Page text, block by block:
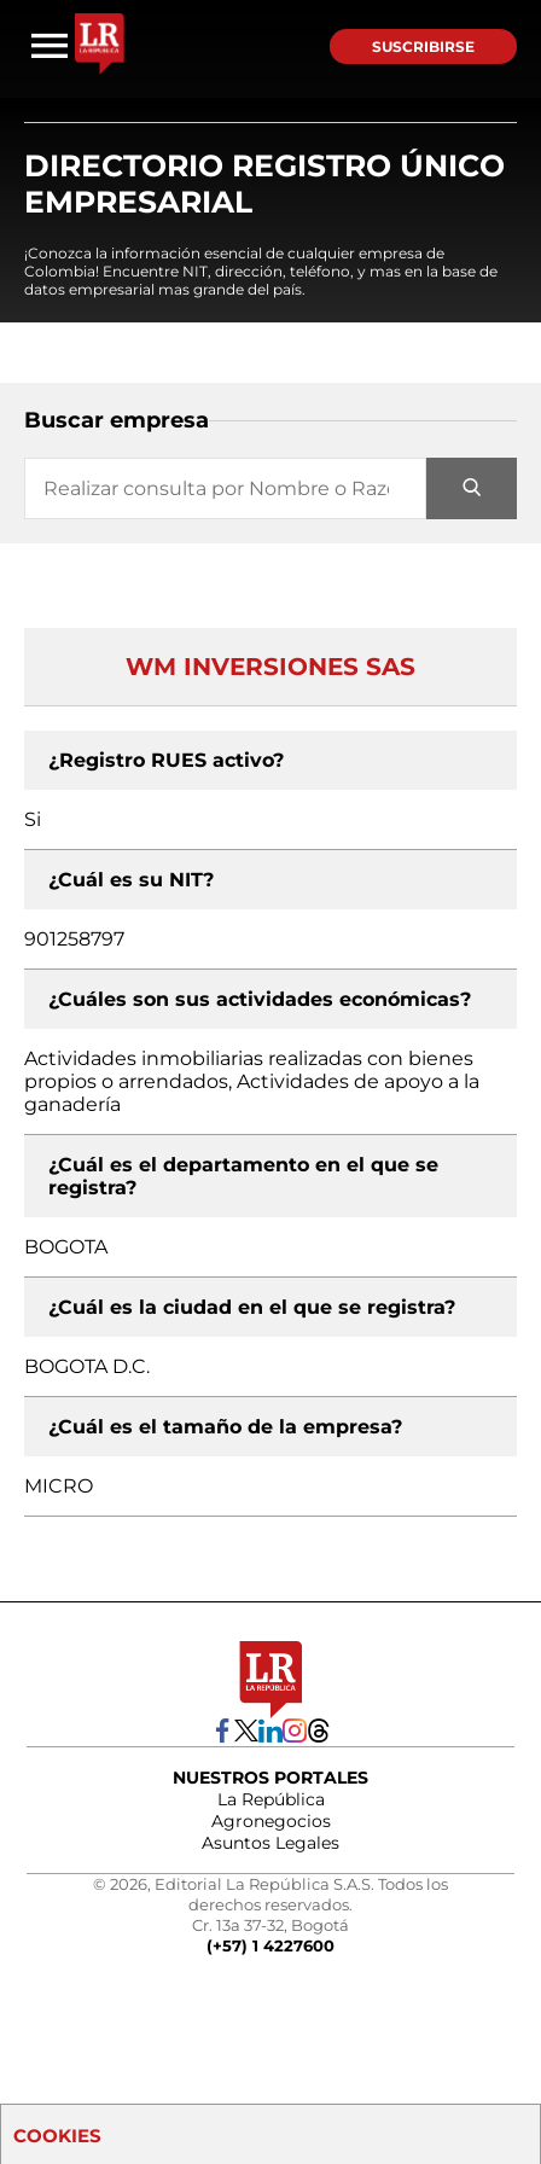
SUSCRIBIRSE
DIRECTORIO REGISTRO ÚNICO
EMPRESARIAL
¡Conozca la información esencial de cualquier empresa de
Colombia! Encuentre NIT, dirección, teléfono, y mas en la base de
datos empresarial mas grande del país.
Buscar empresa
WM INVERSIONES SAS
¿Registro RUES activo?
Si
¿Cuál es su NIT?
901258797
¿Cuáles son sus actividades económicas?
Actividades inmobiliarias realizadas con bienes
propios o arrendados, Actividades de apoyo a la
ganadería
¿Cuál es el departamento en el que se
registra?
BOGOTA
¿Cuál es la ciudad en el que se registra?
BOGOTA D.C.
¿Cuál es el tamaño de la empresa?
MICRO
NUESTROS PORTALES
La República
Agronegocios
Asuntos Legales
© 2026, Editorial La República S.A.S. Todos los
derechos reservados.
Cr. 13a 37-32, Bogotá
(+57) 1 4227600
COOKIES